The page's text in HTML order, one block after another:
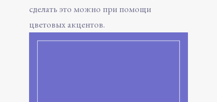
сделать это можно при помощи
цветовых акцентов.